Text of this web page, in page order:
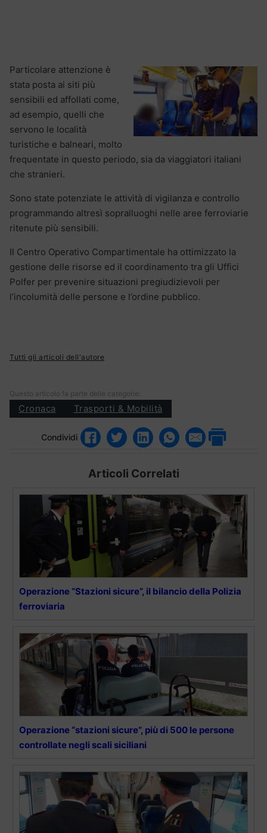
Particolare attenzione è
stata posta ai siti più
sensibili ed affollati come,
ad esempio, quelli che
servono le località
turistiche e balneari, molto
frequentate in questo periodo, sia da viaggiatori italiani
che stranieri.
Sono state potenziate le attività di vigilanza e controllo
programmando altresì sopralluoghi nelle aree ferroviarie
ritenute più sensibili.
Il Centro Operativo Compartimentale ha ottimizzato la
gestione delle risorse ed il coordinamento tra gli Uffici
Polfer per prevenire situazioni pregiudizievoli per
l’incolumità delle persone e l’ordine pubblico.
Tutti gli articoli dell'autore
Questo articolo fa parte delle categorie:
Cronaca Trasporti & Mobilità
Condividi
Articoli Correlati
Operazione “Stazioni sicure”, il bilancio della Polizia
ferroviaria
Operazione “stazioni sicure”, più di 500 le persone
controllate negli scali siciliani